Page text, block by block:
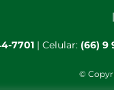
|
7701 | Celular: (66) 9
©